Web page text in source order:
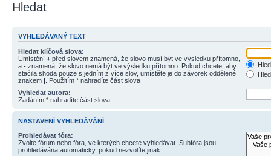
Hledat
VYHLEDÁVANÝ TEXT
Hledat klíčová slova:
Umístění + před slovem znamená, že slovo musí být ve výsledku přítomno,
a - znamená, že slovo nemá být ve výsledku přítomno. Pokud chcete, aby
stačila shoda pouze s jedním z více slov, umístěte je do závorek oddělené
znakem | . Použitím * nahradíte část slova
Vyhledat autora:
Zadáním * nahradíte část slova
NASTAVENÍ VYHLEDÁVÁNÍ
Prohledávat fóra:
Zvolte fórum nebo fóra, ve kterých chcete vyhledávat. Subfóra jsou
prohledávána automaticky, pokud nezvolíte jinak.